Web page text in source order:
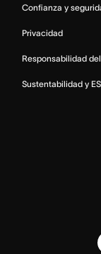
Confianza y
Privacidad
Responsabilidad
Sustentabilidad y